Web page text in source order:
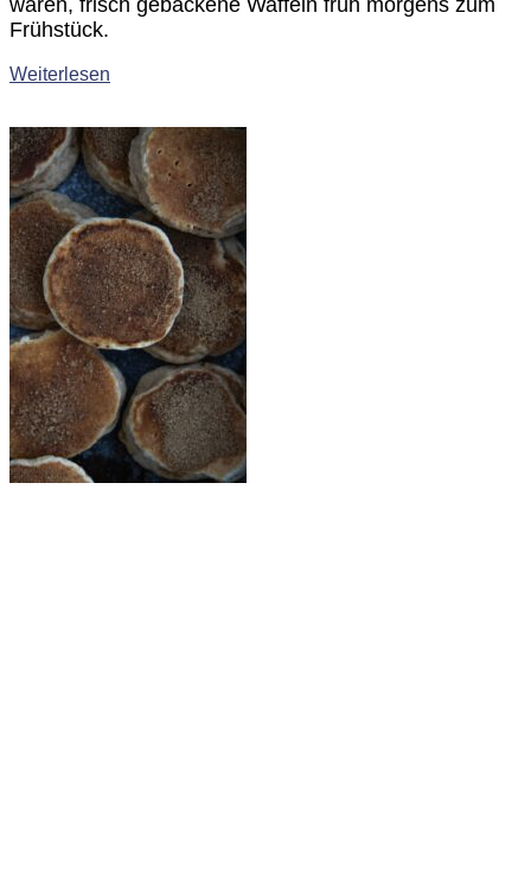
waren, frisch gebackene Waffeln früh morgens zum
Frühstück.
Weiterlesen